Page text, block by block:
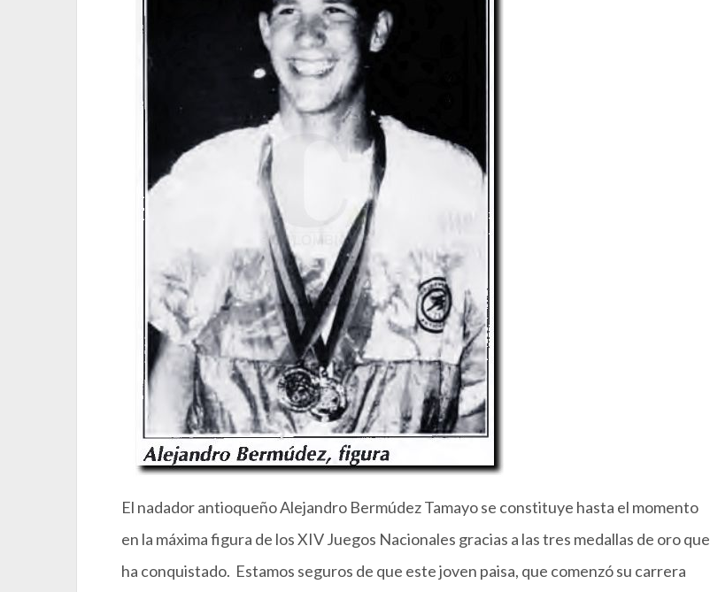
El nadador antioqueño Alejandro Bermúdez Tamayo se constituye hasta el momento
en la máxima figura de los XIV Juegos Nacionales gracias a las tres medallas de oro que
ha conquistado. Estamos seguros de que este joven paisa, que comenzó su carrera